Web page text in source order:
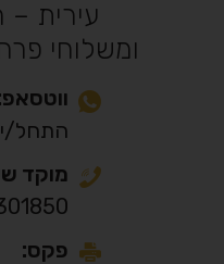
עירית –
ומשלוחי
התחל/
מוקד
פקס: